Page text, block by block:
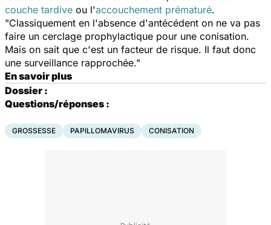
couche tardive ou l'accouchement prématuré.
"Classiquement en l'absence d'antécédent on ne va pas
faire un cerclage prophylactique pour une conisation.
Mais on sait que c'est un facteur de risque. Il faut donc
une surveillance rapprochée."
En savoir plus
Dossier :
Questions/réponses :
GROSSESSE PAPILLOMAVIRUS CONISATION